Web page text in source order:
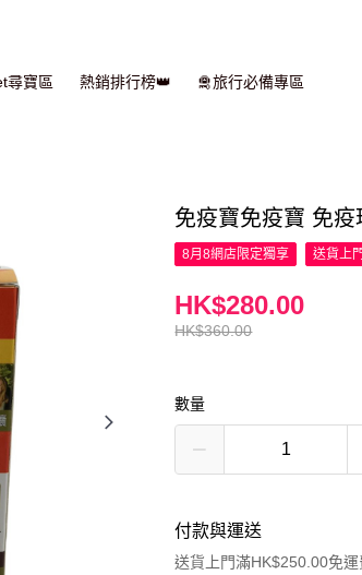
尋寶區 熱銷排行榜👑 🛅旅行必備專區
免疫寶免疫寶 免
8月8網店限定獨享 送貨上
HK$360.00
HK$280.00
數量
付款與運送
送貨上門滿HK$250.00免運